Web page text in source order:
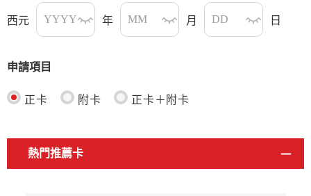
西元 年 月 日
申請項目
正卡 附卡 正卡＋附卡
熱門推薦卡